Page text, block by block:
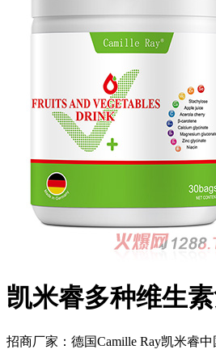
凯米睿多种维生
招商厂家： 德国Camille Ray凯米睿